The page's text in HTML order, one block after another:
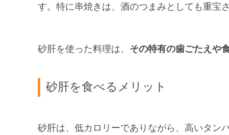
す。特に串焼きは、酒のつまみとしても重宝
砂肝を使った料理は、 その特有の歯ごたえや
砂肝を食べるメリット
砂肝は、低カロリーでありながら、高いタン